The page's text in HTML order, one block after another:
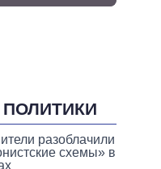
разоблачили
схемы» в